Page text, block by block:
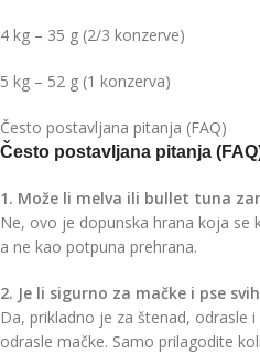
4 kg – 35 g (2/3 konzerve)
5 kg – 52 g (1 konzerva)
Često postavljana pitanja (FAQ)
Često postavljana pitanja
1. Može li melva ili bullet tuna
Ne, ovo je dopunska hrana koja se
a ne kao potpuna prehrana.
2. Je li sigurno za mačke i pse
Da, prikladno je za štenad, odrasle
odrasle mačke. Samo prilagodite